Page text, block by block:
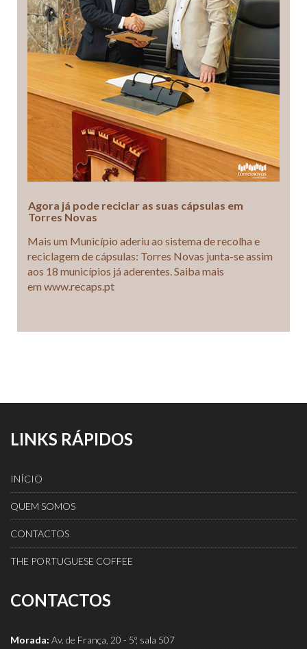
Agora já pode reciclar as suas cápsulas em
Torres Novas
Mais um Município aderiu ao sistema de recolha e
reciclagem de cápsulas: Torres Novas junta-se assim
aos 18 municípios já aderentes. Saiba mais
em www.recaps.pt
LINKS RÁPIDOS
INÍCIO
QUEM SOMOS
CONTACTOS
THE PORTUGUESE COFFEE
CONTACTOS
Morada: Av. de França, 20 - 5º, sala 507